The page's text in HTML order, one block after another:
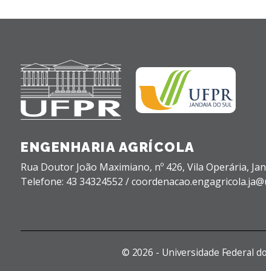
ENGENHARIA AGRÍCOLA
Rua Doutor João Maximiano, nº 426, Vila Operária,
Telefone: 43 34324552 /
© 2026 - Universidade Federal